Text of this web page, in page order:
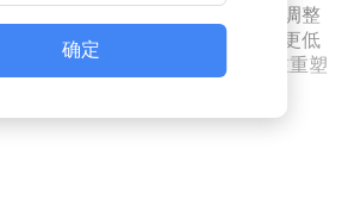
适配。例如，针对不同文化背景调整
甚至利用AI生成多语言版本，以更低
种“技术+内容”的双重创新，正在重塑
格局。
确定